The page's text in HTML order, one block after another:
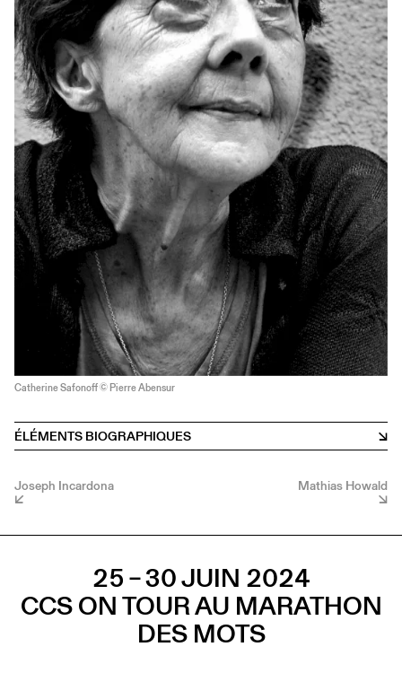
Catherine Safonoff © Pierre Abensur
ÉLÉMENTS BIOGRAPHIQUES
Joseph Incardona Mathias Howald
25 – 30 JUIN 2024
CCS ON TOUR AU MARATHON
DES MOTS